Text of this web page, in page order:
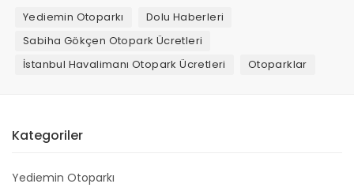
Yediemin Otoparkı
Dolu Haberleri
Sabiha Gökçen Otopark Ücretleri
İstanbul Havalimanı Otopark Ücretleri
Otoparklar
Kategoriler
Yediemin Otoparkı